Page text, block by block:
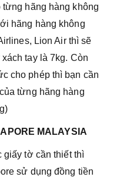
hãng hàng không
hãng hàng không
Lion Air thì sẽ
tay là 7kg. Còn
cho phép thì bạn cần
từng hãng hàng
MALAYSIA
giấy tờ cần thiết thì
sử dụng đồng tiền